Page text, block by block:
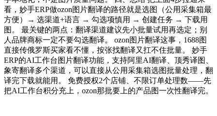
看，妙手ERP做ozon图片翻译的路径就是选图（公用采集箱最
方便）→ 选渠道+语言 → 勾选项慎用 → 创建任务 → 下载用
图。 最关键的两点：翻译渠道建议先小批量试用再选定；别
人品牌商标一定不要勾选翻译。 ozon图片翻译这事，1688图
直接传俄罗斯买家看不懂，按张找翻译又扛不住批量。 妙手
ERP的AI工作台图片翻译功能，支持阿里AI翻译、顶秀译图、
象寄翻译多个渠道，可以直接从公用采集箱选图批量处理，翻
译完下载就能用。 免费授权2个店铺、不限订单处理数——先
把AI工作台积分充上，ozon那批要上的产品图一次性翻译完。